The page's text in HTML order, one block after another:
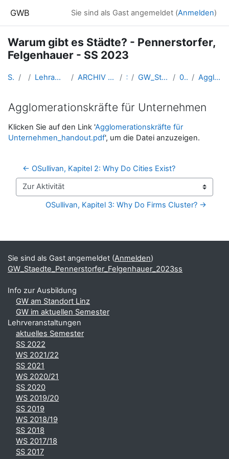
GWB Sie sind als Gast angemeldet (Anmelden)
Warum gibt es Städte? - Pennerstorfer,
Felgenhauer - SS 2023
Startseite Kurse Lehramtsausbildung GW im Cluster Österreich Mitte ARCHIV - Lehrveranstaltungen am Standort Linz - seit 2016 SS_2023 GW_Staedte_Pennerstorfer_Felgenhauer_2023ss 04 - 20. April 2023 Agglomerationskräfte für Unternehmen
Agglomerationskräfte für Unternehmen
Abschlussbedingungen
Klicken Sie auf den Link 'Agglomerationskräfte für
Unternehmen_handout.pdf', um die Datei anzuzeigen.
← OSullivan, Kapitel 2: Why Do Cities Exist?
Zur Aktivität
OSullivan, Kapitel 3: Why Do Firms Cluster? →
Ergänzungsblöcke
Sie sind als Gast angemeldet (Anmelden)
GW_Staedte_Pennerstorfer_Felgenhauer_2023ss
Info zur Ausbildung
GW am Standort Linz
GW im aktuellen Semester
Lehrveranstaltungen
aktuelles Semester
SS 2022
WS 2021/22
SS 2021
WS 2020/21
SS 2020
WS 2019/20
SS 2019
WS 2018/19
SS 2018
WS 2017/18
SS 2017